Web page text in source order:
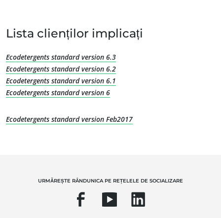
Comerț echitabil
Lista clienților implicați
Ecodetergents standard version 6.3
Ecodetergents standard version 6.2
Ecodetergents standard version 6.1
Ecodetergents standard version 6
Ecodetergents standard version Feb2017
URMĂREȘTE RÂNDUNICA PE REȚELELE DE SOCIALIZARE